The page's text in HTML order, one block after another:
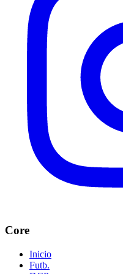
Core
Inicio
Futb.